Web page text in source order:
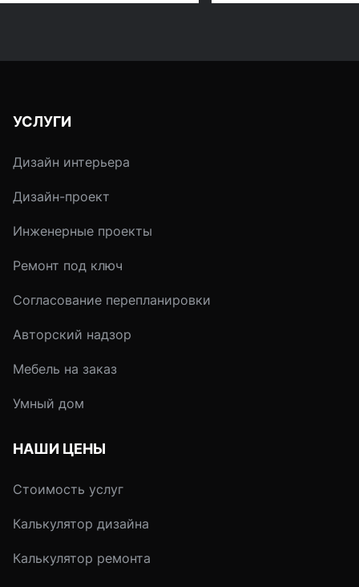
УСЛУГИ
Дизайн интерьера
Дизайн-проект
Инженерные проекты
Ремонт под ключ
Согласование перепланировки
Авторский надзор
Мебель на заказ
Умный дом
НАШИ ЦЕНЫ
Стоимость услуг
Калькулятор дизайна
Калькулятор ремонта